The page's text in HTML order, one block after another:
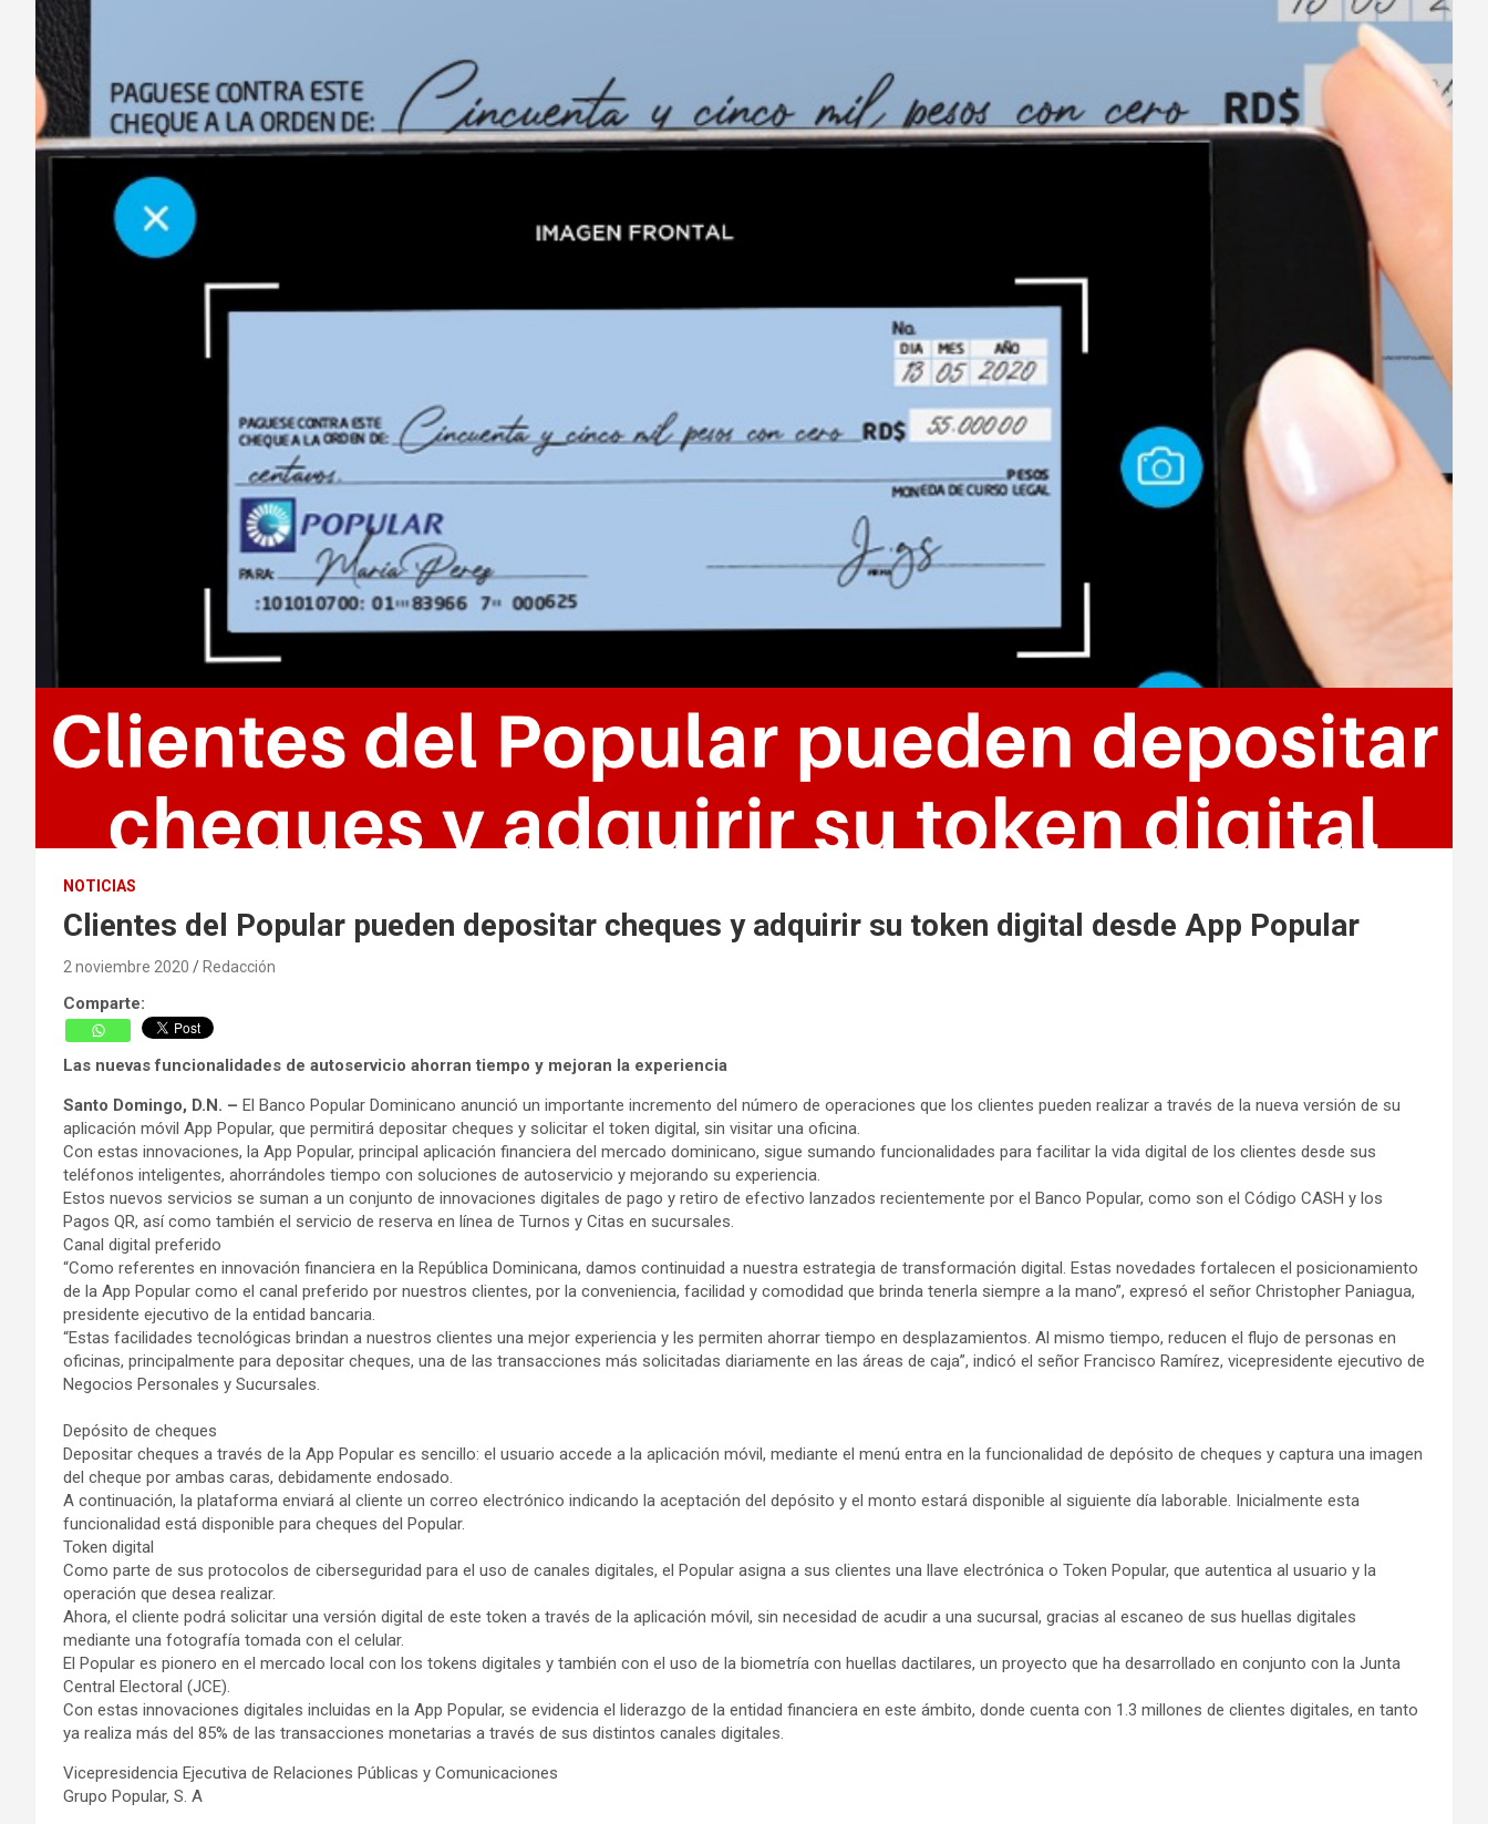
NOTICIAS
Clientes del Popular pueden depositar cheques y adquirir su token digital desde App Popular
2 noviembre 2020 Redacción
Comparte:
Las nuevas funcionalidades de autoservicio ahorran tiempo y mejoran la experiencia
Santo Domingo, D.N. – El Banco Popular Dominicano anunció un importante incremento del número de operaciones que los clientes pueden realizar a través de la nueva versión de su
aplicación móvil App Popular, que permitirá depositar cheques y solicitar el token digital, sin visitar una oficina.
Con estas innovaciones, la App Popular, principal aplicación financiera del mercado dominicano, sigue sumando funcionalidades para facilitar la vida digital de los clientes desde sus
teléfonos inteligentes, ahorrándoles tiempo con soluciones de autoservicio y mejorando su experiencia.
Estos nuevos servicios se suman a un conjunto de innovaciones digitales de pago y retiro de efectivo lanzados recientemente por el Banco Popular, como son el Código CASH y los
Pagos QR, así como también el servicio de reserva en línea de Turnos y Citas en sucursales.
Canal digital preferido
“Como referentes en innovación financiera en la República Dominicana, damos continuidad a nuestra estrategia de transformación digital. Estas novedades fortalecen el posicionamiento
de la App Popular como el canal preferido por nuestros clientes, por la conveniencia, facilidad y comodidad que brinda tenerla siempre a la mano”, expresó el señor Christopher Paniagua,
presidente ejecutivo de la entidad bancaria.
“Estas facilidades tecnológicas brindan a nuestros clientes una mejor experiencia y les permiten ahorrar tiempo en desplazamientos. Al mismo tiempo, reducen el flujo de personas en
oficinas, principalmente para depositar cheques, una de las transacciones más solicitadas diariamente en las áreas de caja”, indicó el señor Francisco Ramírez, vicepresidente ejecutivo de
Negocios Personales y Sucursales.
Depósito de cheques
Depositar cheques a través de la App Popular es sencillo: el usuario accede a la aplicación móvil, mediante el menú entra en la funcionalidad de depósito de cheques y captura una imagen
del cheque por ambas caras, debidamente endosado.
A continuación, la plataforma enviará al cliente un correo electrónico indicando la aceptación del depósito y el monto estará disponible al siguiente día laborable. Inicialmente esta
funcionalidad está disponible para cheques del Popular.
Token digital
Como parte de sus protocolos de ciberseguridad para el uso de canales digitales, el Popular asigna a sus clientes una llave electrónica o Token Popular, que autentica al usuario y la
operación que desea realizar.
Ahora, el cliente podrá solicitar una versión digital de este token a través de la aplicación móvil, sin necesidad de acudir a una sucursal, gracias al escaneo de sus huellas digitales
mediante una fotografía tomada con el celular.
El Popular es pionero en el mercado local con los tokens digitales y también con el uso de la biometría con huellas dactilares, un proyecto que ha desarrollado en conjunto con la Junta
Central Electoral (JCE).
Con estas innovaciones digitales incluidas en la App Popular, se evidencia el liderazgo de la entidad financiera en este ámbito, donde cuenta con 1.3 millones de clientes digitales, en tanto
ya realiza más del 85% de las transacciones monetarias a través de sus distintos canales digitales.
Vicepresidencia Ejecutiva de Relaciones Públicas y Comunicaciones
Grupo Popular, S. A